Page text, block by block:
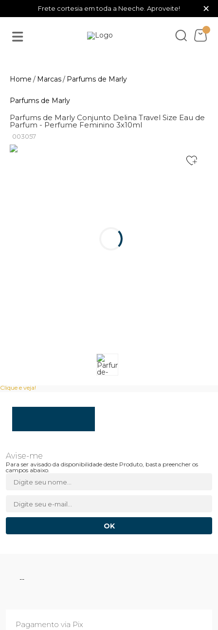
Frete cortesia em toda a Neeche. Aproveite! ×
Marcas Parfums de Marly
Parfums de Marly
Parfums de Marly Conjunto Delina Travel Size Eau de
Parfum - Perfume Feminino 3x10ml
003057
Clique e veja!
Para ser avisado da disponibilidade deste Produto, basta preencher os
campos abaixo.
--
Pagamento via Pix